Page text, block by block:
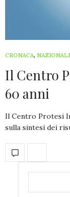
CRONACA,
Il Centro
60 anni
Il Centro Protesi
sulla sintesi dei